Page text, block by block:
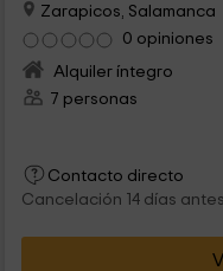
Zarapicos, Salamanca
0 opiniones
Alquiler íntegro
7 personas
Contacto directo
Cancelación 14 días antes